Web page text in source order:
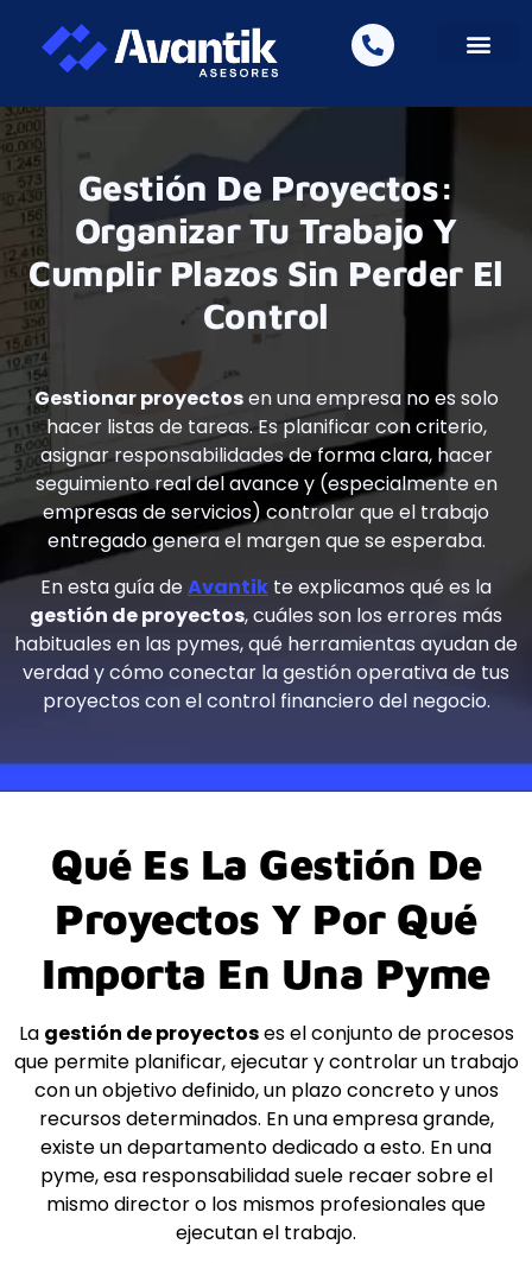
Gestión De Proyectos:
Organizar Tu Trabajo Y
Cumplir Plazos Sin Perder El
Control
Gestionar proyectosen una empresa no es solo
hacer listas de tareas. Es planificar con criterio,
asignar responsabilidades de forma clara, hacer
seguimiento real del avance y (especialmente en
empresas de servicios) controlar que el trabajo
entregado genera el margen que se esperaba.
En esta guía deAvantik te explicamos qué es la
gestión de proyectos, cuáles son los errores más
habituales en las pymes, qué herramientas ayudan de
verdad y cómo conectar la gestión operativa de tus
proyectos con el control financiero del negocio.
Qué Es La Gestión De
Proyectos Y Por Qué
Importa En Una Pyme
La gestión de proyectoses el conjunto de procesos
que permite planificar, ejecutar y controlar un trabajo
con un objetivo definido, un plazo concreto y unos
recursos determinados. En una empresa grande,
existe un departamento dedicado a esto. En una
pyme, esa responsabilidad suele recaer sobre el
mismo director o los mismos profesionales que
ejecutan el trabajo.